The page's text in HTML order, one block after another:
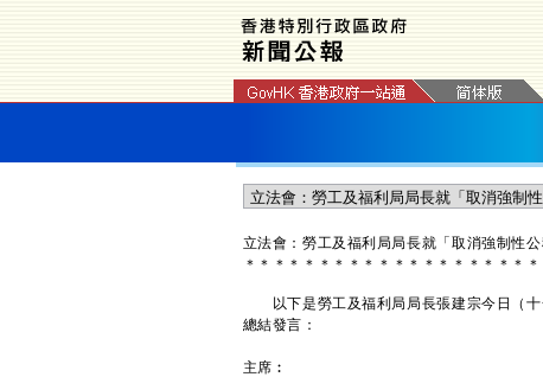
立法會：勞工及福利局局長就「取消強制性
＊ ＊ ＊ ＊ ＊ ＊ ＊ ＊ ＊ ＊ ＊ ＊ ＊ ＊ ＊ ＊ ＊ ＊ ＊ ＊
以下是勞工及福利局局長張建宗今日（十
總結發言：
主席︰